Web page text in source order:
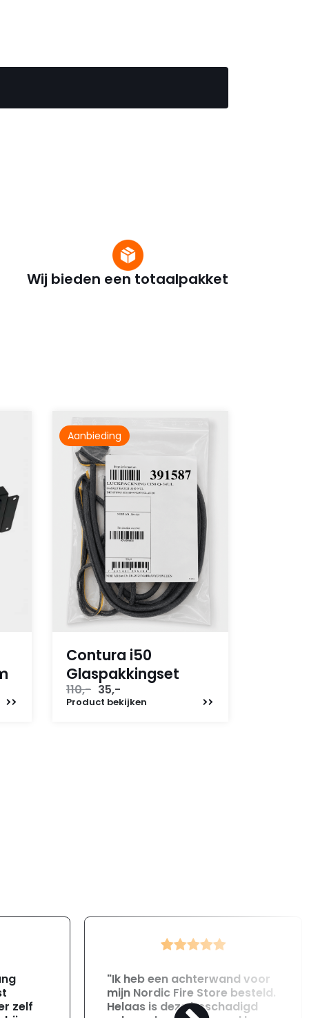
Wij bieden een totaalpakket
Aanbieding
Contura i50
Glaspakkingset
110,- Oorspronkelijke
prijs
35,-
prijs
Product bekijken
zelf
"Ik heb een achterwand voor
mijn Nordic Fire Store besteld.
Helaas is deze beschadigd